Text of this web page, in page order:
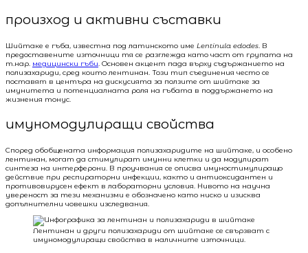
произход и активни съставки
Шийтаке е гъба, известна под латинското име Lentinula edodes . В
предоставените източници тя се разглежда като част от групата на
т.нар. медицински гъби . Основен акцент падa върху съдържанието на
полизахариди, сред които лентинан. Този тип съединения често се
поставят в центъра на дискусията за ползите от шийтаке за
имунитета и потенциалната роля на гъбата в поддържането на
жизнения тонус.
имуномодулиращи свойства
Според обобщената информация полизахаридите на шийтаке, и особено
лентинан, могат да стимулират имунни клетки и да модулират
синтеза на интерферони. В проучвания се описва имуностимулиращо
действие при респираторни инфекции, както и антиоксидантен и
противовирусен ефект в лабораторни условия. Нивото на научна
увереност за тези механизми е обозначено като ниско и изисква
допълнителни човешки изследвания.
Лентинан и други полизахариди от шийтаке се свързват с
имуномодулиращи свойства в наличните източници.